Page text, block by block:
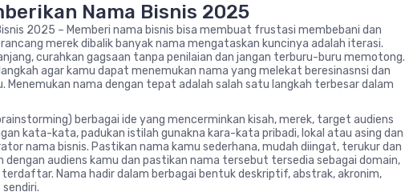
Nama Bisnis 2025
2025 – Memberi nama bisnis bisa membuat frustasi membebani dan
merek dibalik banyak nama mengataskan kuncinya adalah iterasi.
curahkan gagsaan tanpa penilaian dan jangan terburu-buru memotong.
agar kamu dapat menemukan nama yang melekat beresinasnsi dan
Menemukan nama dengan tepat adalah salah satu langkah terbesar dalam
berbagai ide yang mencerminkan kisah, merek, target audiens
kata-kata, padukan istilah gunakna kara-kata pribadi, lokal atau asing dan
nama bisnis. Pastikan nama kamu sederhana, mudah diingat, terukur dan
dengan audiens kamu dan pastikan nama tersebut tersedia sebagai domain,
terdaftar. Nama hadir dalam berbagai bentuk deskriptif, abstrak, akronim,